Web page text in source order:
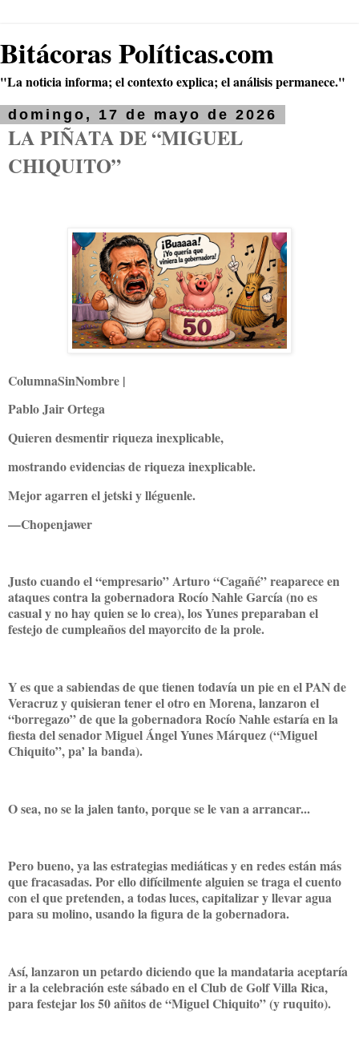
Bitácoras Políticas.com
"La noticia informa; el contexto explica; el análisis permanece."
domingo, 17 de mayo de 2026
LA PIÑATA DE “MIGUEL
CHIQUITO”
ColumnaSinNombre |
Pablo Jair Ortega
Quieren desmentir riqueza inexplicable,
mostrando evidencias de riqueza inexplicable.
Mejor agarren el jetski y lléguenle.
—Chopenjawer
Justo cuando el “empresario” Arturo “Cagañé” reaparece en
ataques contra la gobernadora Rocío Nahle García (no es
casual y no hay quien se lo crea), los Yunes preparaban el
festejo de cumpleaños del mayorcito de la prole.
Y es que a sabiendas de que tienen todavía un pie en el PAN de
Veracruz y quisieran tener el otro en Morena, lanzaron el
“borregazo” de que la gobernadora Rocío Nahle estaría en la
fiesta del senador Miguel Ángel Yunes Márquez (“Miguel
Chiquito”, pa’ la banda).
O sea, no se la jalen tanto, porque se le van a arrancar...
Pero bueno, ya las estrategias mediáticas y en redes están más
que fracasadas. Por ello difícilmente alguien se traga el cuento
con el que pretenden, a todas luces, capitalizar y llevar agua
para su molino, usando la figura de la gobernadora.
Así, lanzaron un petardo diciendo que la mandataria aceptaría
ir a la celebración este sábado en el Club de Golf Villa Rica,
para festejar los 50 añitos de “Miguel Chiquito” (y ruquito).